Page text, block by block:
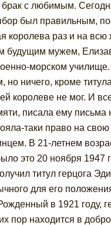
брак с любимым.
был правильным,
королева раз и на всю
будущим мужем,
морском
но ничего, кроме
королеве не мог. И
писала ему письма
таки право на
В 21-летнем
это 20 ноября 1947
титул герцога
для его
в 1921 году,
пор находится в